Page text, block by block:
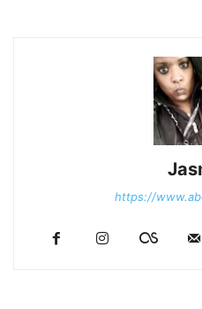
https://